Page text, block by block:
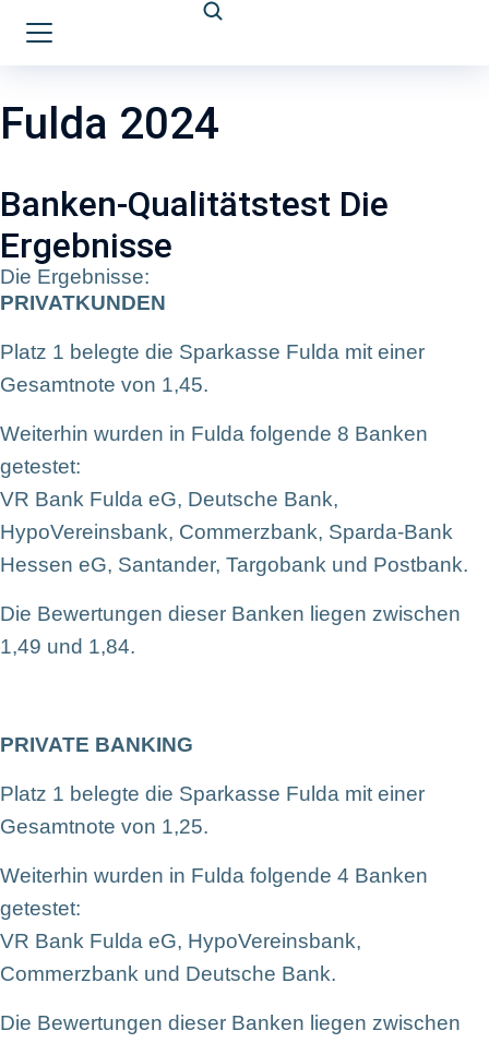
Fulda 2024
Banken-Qualitätstest Die
Ergebnisse
Die Ergebnisse:
PRIVATKUNDEN
Platz 1 belegte die Sparkasse Fulda mit einer
Gesamtnote von 1,45.
Weiterhin wurden in Fulda folgende 8 Banken
getestet:
VR Bank Fulda eG, Deutsche Bank,
HypoVereinsbank, Commerzbank, Sparda-Bank
Hessen eG, Santander, Targobank und Postbank.
Die Bewertungen dieser Banken liegen zwischen
1,49 und 1,84.
PRIVATE BANKING
Platz 1 belegte die Sparkasse Fulda mit einer
Gesamtnote von 1,25.
Weiterhin wurden in Fulda folgende 4 Banken
getestet:
VR Bank Fulda eG, HypoVereinsbank,
Commerzbank und Deutsche Bank.
Die Bewertungen dieser Banken liegen zwischen